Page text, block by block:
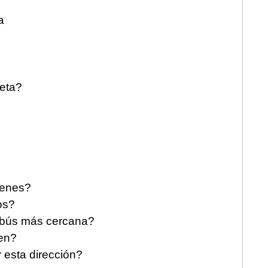
más cercana?
esta dirección?